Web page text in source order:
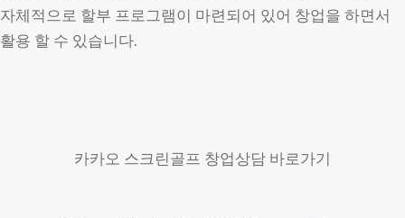
자체적으로 할부 프로그램이 마련되어 있어 창업을 하면서
활용 할 수 있습니다.
카카오 스크린골프 창업상담 바로가기